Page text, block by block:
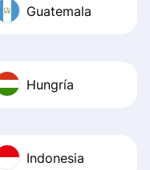
Guatemala
Hungría
Indonesia